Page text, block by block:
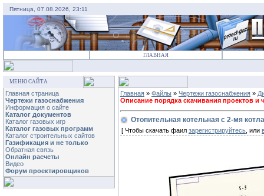
Пятница, 07.08.2026, 23:11
ГЛАВНАЯ
МЕНЮ САЙТА
Главная страница
Чертежи газоснабжения
Информация о сайте
Каталог документов
Каталог газовых игр
Каталог газовых программ
Каталог строительных сайтов
Газификация и не только
Обратная связь
Онлайн расчеты
Видео
Форум проектировщиков
Главная » Файлы » Чертежи газоснабжения »
Описание порядка скачивания проектов и
Отопительная котельная с 2-мя
[ Чтобы скачать фаил зарегистрируйтесь , или